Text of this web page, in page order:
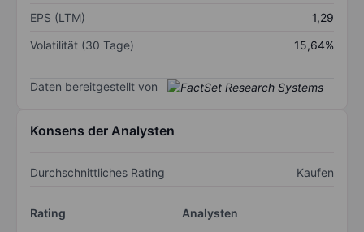
EPS (LTM)
1,29
Volatilität (30 Tage)
15,64%
Daten bereitgestellt von
Konsens der Analysten
Durchschnittliches Rating Kaufen
Rating
Analysten